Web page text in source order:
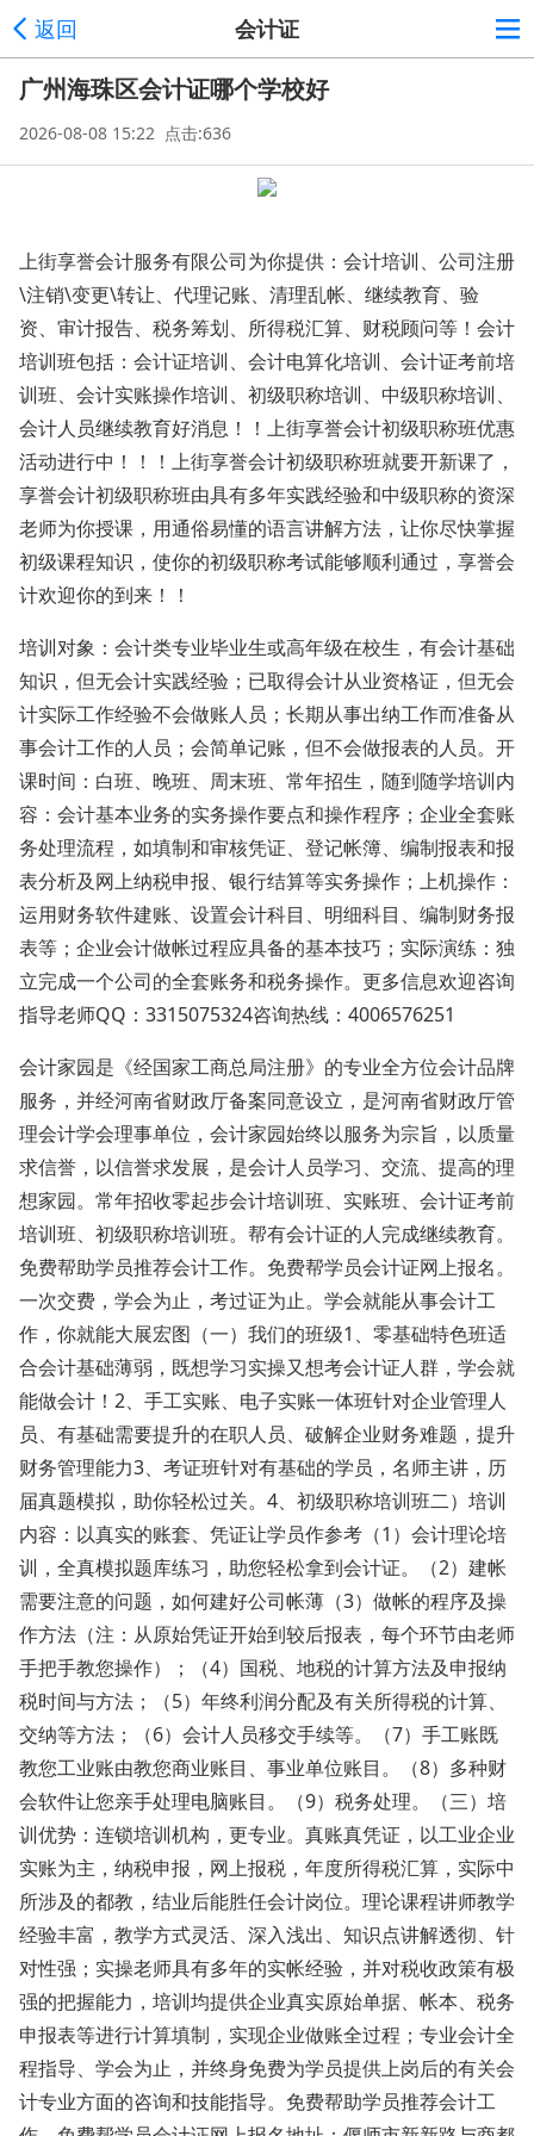
返回 会计证
广州海珠区会计证哪个学校好
2026-08-08 15:22 点击:636
上街享誉会计服务有限公司为你提供：会计培训、公司注册
\注销\变更\转让、代理记账、清理乱帐、继续教育、验
资、审计报告、税务筹划、所得税汇算、财税顾问等！会计
培训班包括：会计证培训、会计电算化培训、会计证考前培
训班、会计实账操作培训、初级职称培训、中级职称培训、
会计人员继续教育好消息！！上街享誉会计初级职称班优惠
活动进行中！！！上街享誉会计初级职称班就要开新课了，
享誉会计初级职称班由具有多年实践经验和中级职称的资深
老师为你授课，用通俗易懂的语言讲解方法，让你尽快掌握
初级课程知识，使你的初级职称考试能够顺利通过，享誉会
计欢迎你的到来！！
培训对象：会计类专业毕业生或高年级在校生，有会计基础
知识，但无会计实践经验；已取得会计从业资格证，但无会
计实际工作经验不会做账人员；长期从事出纳工作而准备从
事会计工作的人员；会简单记账，但不会做报表的人员。开
课时间：白班、晚班、周末班、常年招生，随到随学培训内
容：会计基本业务的实务操作要点和操作程序；企业全套账
务处理流程，如填制和审核凭证、登记帐簿、编制报表和报
表分析及网上纳税申报、银行结算等实务操作；上机操作：
运用财务软件建账、设置会计科目、明细科目、编制财务报
表等；企业会计做帐过程应具备的基本技巧；实际演练：独
立完成一个公司的全套账务和税务操作。更多信息欢迎咨询
指导老师QQ：3315075324咨询热线：4006576251
会计家园是《经国家工商总局注册》的专业全方位会计品牌
服务，并经河南省财政厅备案同意设立，是河南省财政厅管
理会计学会理事单位，会计家园始终以服务为宗旨，以质量
求信誉，以信誉求发展，是会计人员学习、交流、提高的理
想家园。常年招收零起步会计培训班、实账班、会计证考前
培训班、初级职称培训班。帮有会计证的人完成继续教育。
免费帮助学员推荐会计工作。免费帮学员会计证网上报名。
一次交费，学会为止，考过证为止。学会就能从事会计工
作，你就能大展宏图（一）我们的班级1、零基础特色班适
合会计基础薄弱，既想学习实操又想考会计证人群，学会就
能做会计！2、手工实账、电子实账一体班针对企业管理人
员、有基础需要提升的在职人员、破解企业财务难题，提升
财务管理能力3、考证班针对有基础的学员，名师主讲，历
届真题模拟，助你轻松过关。4、初级职称培训班二）培训
内容：以真实的账套、凭证让学员作参考（1）会计理论培
训，全真模拟题库练习，助您轻松拿到会计证。（2）建帐
需要注意的问题，如何建好公司帐薄（3）做帐的程序及操
作方法（注：从原始凭证开始到较后报表，每个环节由老师
手把手教您操作）；（4）国税、地税的计算方法及申报纳
税时间与方法；（5）年终利润分配及有关所得税的计算、
交纳等方法；（6）会计人员移交手续等。（7）手工账既
教您工业账由教您商业账目、事业单位账目。（8）多种财
会软件让您亲手处理电脑账目。（9）税务处理。（三）培
训优势：连锁培训机构，更专业。真账真凭证，以工业企业
实账为主，纳税申报，网上报税，年度所得税汇算，实际中
所涉及的都教，结业后能胜任会计岗位。理论课程讲师教学
经验丰富，教学方式灵活、深入浅出、知识点讲解透彻、针
对性强；实操老师具有多年的实帐经验，并对税收政策有极
强的把握能力，培训均提供企业真实原始单据、帐本、税务
申报表等进行计算填制，实现企业做账全过程；专业会计全
程指导、学会为止，并终身免费为学员提供上岗后的有关会
计专业方面的咨询和技能指导。免费帮助学员推荐会计工